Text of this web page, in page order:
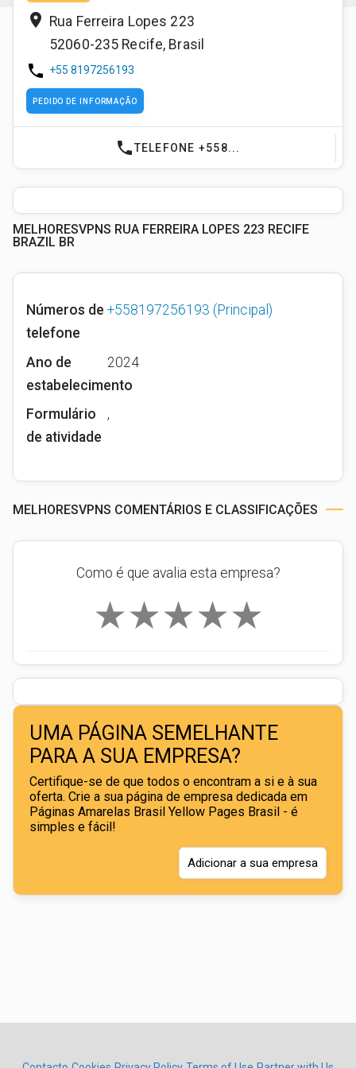
place Rua Ferreira Lopes 223
52060-235 Recife, Brasil
phone +55 8197256193
PEDIDO DE INFORMAÇÃO
phoneTELEFONE +558...
MELHORESVPNS RUA FERREIRA LOPES 223 RECIFE
BRAZIL BR
Números de
telefone
+558197256193 (Principal)
Ano de
estabelecimento
2024
Formulário
de atividade
,
MELHORESVPNS COMENTÁRIOS E CLASSIFICAÇÕES
Como é que avalia esta empresa?
★
★
★
★
★
UMA PÁGINA SEMELHANTE
PARA A SUA EMPRESA?
Certifique-se de que todos o encontram a si e à sua
oferta. Crie a sua página de empresa dedicada em
Páginas Amarelas Brasil Yellow Pages Brasil - é
simples e fácil!
Adicionar a sua empresa